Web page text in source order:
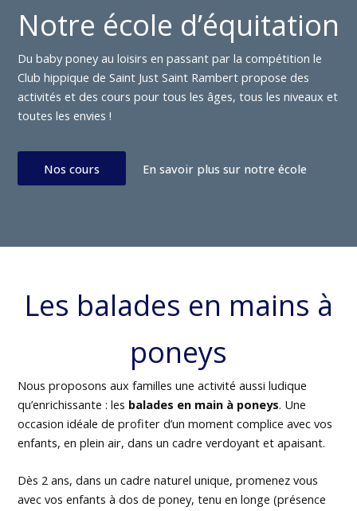
Notre école d’équitation
Du baby poney au loisirs en passant par la compétition le
Club hippique de Saint Just Saint Rambert propose des
activités et des cours pour tous les âges, tous les niveaux et
toutes les envies !
Nos cours En savoir plus sur notre école
Les balades en mains à
poneys
Nous proposons aux familles une activité aussi ludique
qu’enrichissante : les balades en main à poneys. Une
occasion idéale de profiter d’un moment complice avec vos
enfants, en plein air, dans un cadre verdoyant et apaisant.
Dès 2 ans, dans un cadre naturel unique, promenez vous
avec vos enfants à dos de poney, tenu en longe (présence